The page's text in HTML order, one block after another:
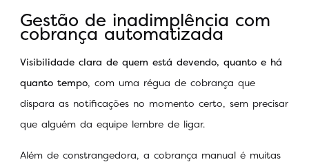
Gestão de inadimplência com
cobrança automatizada
Visibilidade clara de quem está devendo, quanto e há
quanto tempo, com uma régua de cobrança que
dispara as notificações no momento certo, sem precisar
que alguém da equipe lembre de ligar.
Além de constrangedora, a cobrança manual é muitas